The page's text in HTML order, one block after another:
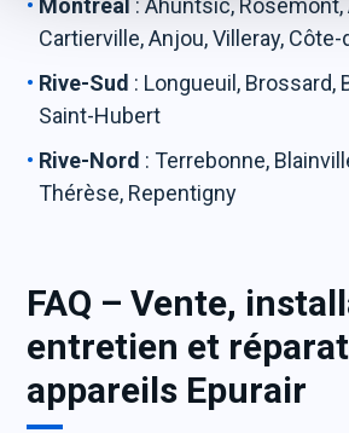
Montréal : Ahuntsic,
Cartierville, Anjou, Villeray,
Rive-Sud : Longueuil, Brossard,
Saint-Hubert
Rive-Nord : Terrebonne,
Thérèse, Repentigny
FAQ – Vente,
entretien et
appareils Epurair